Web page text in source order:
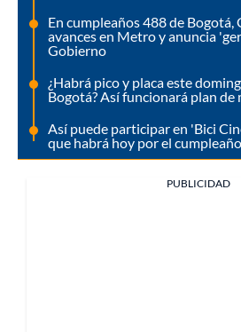
En cumpleaños 488 de Bogotá,
avances en Metro y anuncia
Gobierno
¿Habrá pico y placa este
Bogotá? Así funcionará plan
Así puede participar en 'Bici
que habrá hoy por el
PUBLICIDAD